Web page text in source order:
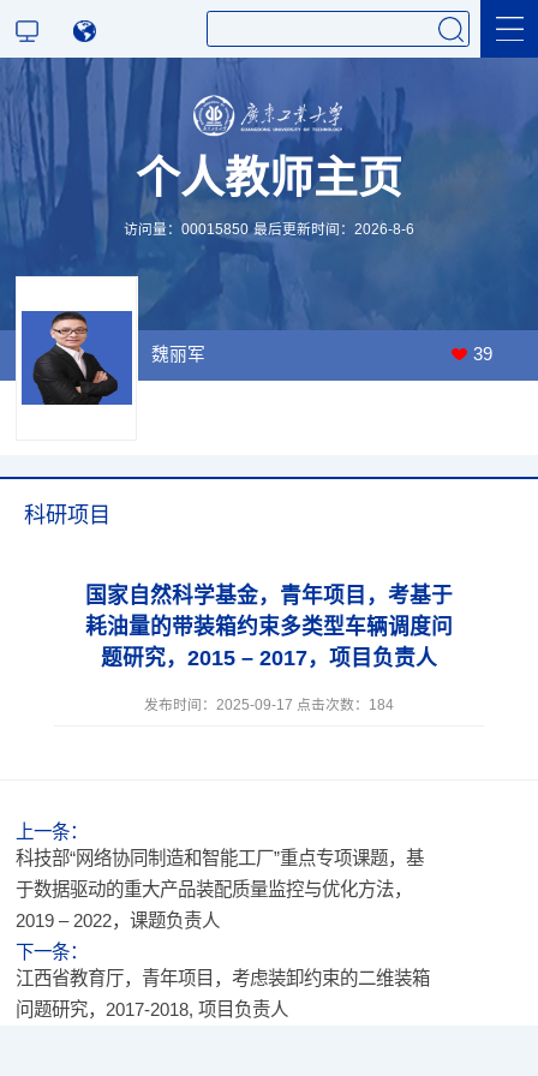
科学研究
教学研究
个人教师主页
访问量： 00015850 最后更新时间： 2026-8-6
魏丽军 39
科研项目
国家自然科学基金，青年项目，考基于
耗油量的带装箱约束多类型车辆调度问
题研究，2015 – 2017，项目负责人
发布时间：2025-09-17 点击次数： 184
上一条：
科技部“网络协同制造和智能工厂”重点专项课题，基
于数据驱动的重大产品装配质量监控与优化方法，
2019 – 2022，课题负责人
下一条：
江西省教育厅，青年项目，考虑装卸约束的二维装箱
问题研究，2017-2018, 项目负责人